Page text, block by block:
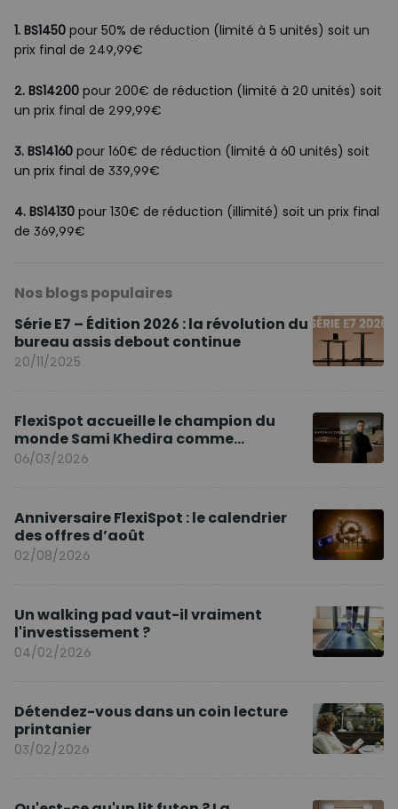
1. BS1450 pour 50% de réduction (limité à 5 unités) soit un
prix final de 249,99€
2. BS14200 pour 200€ de réduction (limité à 20 unités) soit
un prix final de 299,99€
3. BS14160 pour 160€ de réduction (limité à 60 unités) soit
un prix final de 339,99€
4. BS14130 pour 130€ de réduction (illimité) soit un prix final
de 369,99€
Nos blogs populaires
Série E7 – Édition 2026 : la révolution du
bureau assis debout continue
20/11/2025
FlexiSpot accueille le champion du
monde Sami Khedira comme
ambassadeur de la marque en Europe
06/03/2026
Anniversaire FlexiSpot : le calendrier
des offres d’août
02/08/2026
Un walking pad vaut-il vraiment
l'investissement ?
04/02/2026
Détendez-vous dans un coin lecture
printanier
03/02/2026